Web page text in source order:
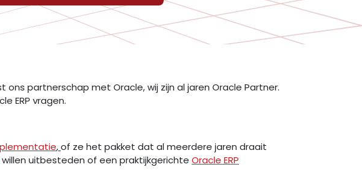
ons partnerschap met Oracle, wij zijn al jaren Oracle Partner.
ERP vragen.
,of ze het pakket dat al meerdere jaren draait
willen uitbesteden of een praktijkgerichte Oracle ERP